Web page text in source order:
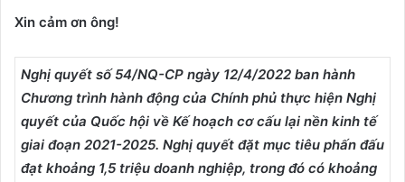
Xin cảm ơn ông!
Nghị quyết số 54/NQ-CP ngày 12/4/2022 ban hành
Chương trình hành động của Chính phủ thực hiện Nghị
quyết của Quốc hội về Kế hoạch cơ cấu lại nền kinh tế
giai đoạn 2021-2025. Nghị quyết đặt mục tiêu phấn đấu
đạt khoảng 1,5 triệu doanh nghiệp, trong đó có khoảng